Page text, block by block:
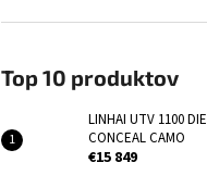
Top 10 produktov
LINHAI UTV 1100
CONCEAL CAMO
€15 849